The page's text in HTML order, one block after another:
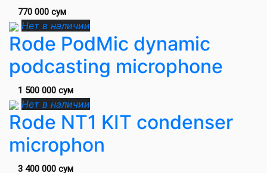
770 000 сум
Нет в наличии
Rode PodMic dynamic
podcasting microphone
1 500 000 сум
Нет в наличии
Rode NT1 KIT condenser
microphon
3 400 000 сум